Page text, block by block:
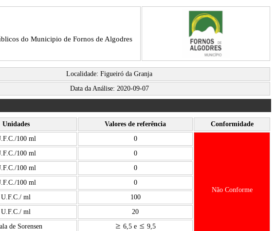
do Municipio de Fornos de Algodres
Localidade: Figueiró da Granja
Data da Análise: 2020-09-07
Unidades Valores de referência
Conformidade
100 ml 0
Não Conforme
100 ml
0
100 ml
0
100 ml
0
U.F.C./ ml
100
U.F.C./ ml
20
de Sorensen 6,5 e
9,5